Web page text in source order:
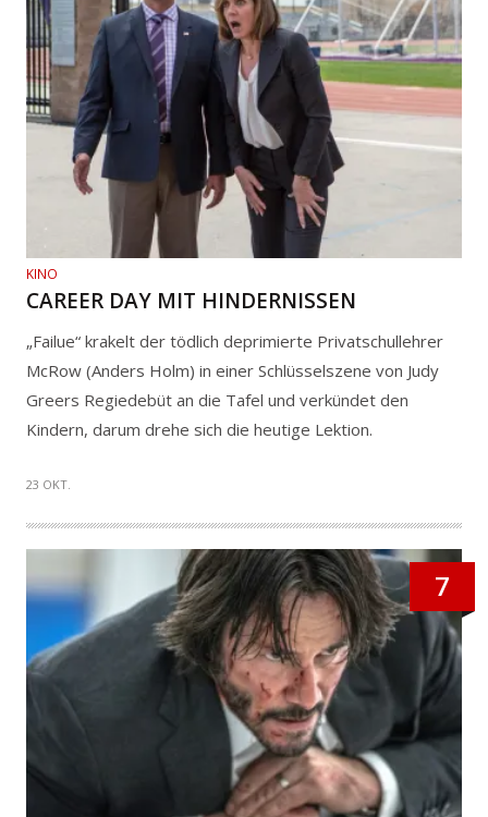
KINO
CAREER DAY MIT HINDERNISSEN
„Failue“ krakelt der tödlich deprimierte Privatschullehrer
McRow (Anders Holm) in einer Schlüsselszene von Judy
Greers Regiedebüt an die Tafel und verkündet den
Kindern, darum drehe sich die heutige Lektion.
23 OKT.
7